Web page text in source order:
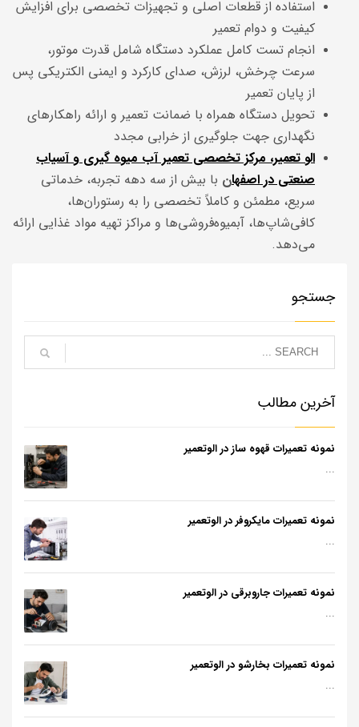
استفاده از قطعات اصلی و تجهیزات تخصصی برای افزایش
کیفیت و دوام تعمیر
انجام تست کامل عملکرد دستگاه شامل قدرت موتور،
سرعت چرخش، لرزش، صدای کارکرد و ایمنی الکتریکی پس
از پایان تعمیر
تحویل دستگاه همراه با ضمانت تعمیر و ارائه راهکارهای
نگهداری جهت جلوگیری از خرابی مجدد
الو تعمیر، مرکز تخصصی تعمیر آب میوه گیری و آسیاب
صنعتی در اصفهان با بیش از سه دهه تجربه، خدماتی
سریع، مطمئن و کاملاً تخصصی را به رستوران‌ها،
کافی‌شاپ‌ها، آبمیوه‌فروشی‌ها و مراکز تهیه مواد غذایی ارائه
می‌دهد.
جستجو
آخرین مطالب
نمونه تعمیرات قهوه ساز در الوتعمیر
...
نمونه تعمیرات مایکروفر در الوتعمیر
...
نمونه تعمیرات جاروبرقی در الوتعمیر
...
نمونه تعمیرات بخارشو در الوتعمیر
...